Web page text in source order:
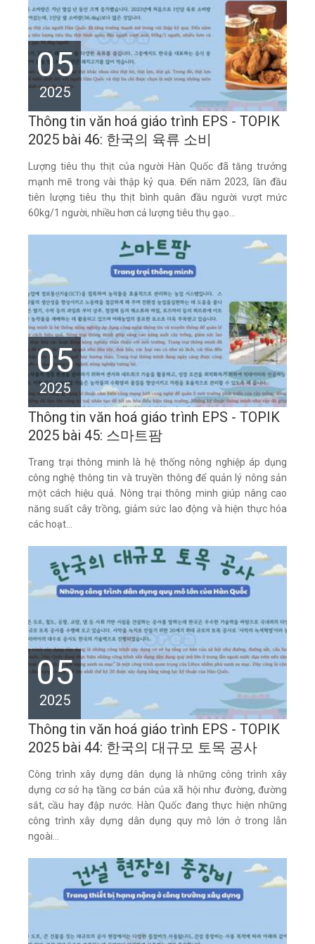
05
2025
Thông tin văn hoá giáo trình EPS - TOPIK
2025 bài 46: 한국의 육류 소비
Lượng tiêu thụ thịt của người Hàn Quốc đã tăng trưởng
mạnh mẽ trong vài thập kỷ qua. Đến năm 2023, lần đầu
tiên lượng tiêu thụ thịt bình quân đầu người vượt mức
60kg/1 người, nhiều hơn cả lượng tiêu thụ gạo...
05
2025
Thông tin văn hoá giáo trình EPS - TOPIK
2025 bài 45: 스마트팜
Trang trại thông minh là hệ thống nông nghiệp áp dụng
công nghệ thông tin và truyền thông để quản lý nông sản
một cách hiệu quả. Nông trại thông minh giúp nâng cao
năng suất cây trồng, giảm sức lao động và hiện thực hóa
các hoạt...
05
2025
Thông tin văn hoá giáo trình EPS - TOPIK
2025 bài 44: 한국의 대규모 토목 공사
Công trình xây dựng dân dụng là những công trình xây
dựng cơ sở hạ tầng cơ bản của xã hội như đường, đường
sắt, cầu hay đập nước. Hàn Quốc đang thực hiện những
công trình xây dựng dân dụng quy mô lớn ở trong lẫn
ngoài...